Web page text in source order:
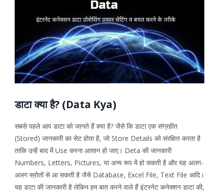
डाटा क्या है? (Data Kya)
सबसे पहले आप डाटा को जानते हैं क्या है? जैसे कि डाटा एक संग्रहीत
(Stored) जानकारी का सेट होता है, जो Store Details को संरक्षित करता है
ताकि उन्हें बाद में Use करना आसान हो जाए। Deta की जानकारी
Numbers, Letters, Pictures, या अन्य रूप में हो सकती है और यह अलग-
अलग स्रोतों से आ सकती है जैसे Database, Excel File, Text File आदि।
यह डाटा की जानकारी है लेकिन हम बात करने वाले हैं इंटरनेट कनेक्शन डाटा की,